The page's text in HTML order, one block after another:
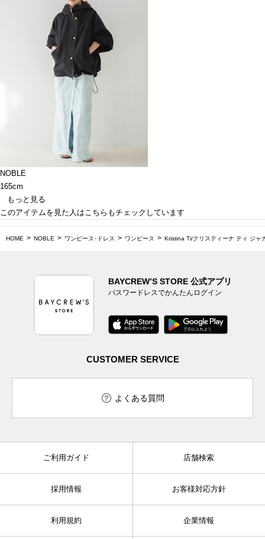
NOBLE
165cm
もっと見る
このアイテムを見た人はこちらもチェックしています
HOME NOBLE ワンピース･ドレス ワンピース Kristina Ti/クリスティーナ ティ ジャ
BAYCREW’S STORE 公式アプリ
パスワードレスでかんたんログイン
CUSTOMER SERVICE
よくある質問
ご利用ガイド 店舗検索
採用情報 お客様対応方針
利用規約 企業情報